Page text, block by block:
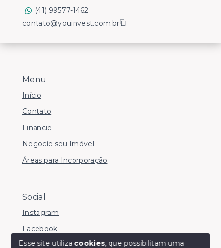
Menu
Início
Contato
Financie
Negocie seu Imóvel
Áreas para Incorporação
Social
Instagram
Facebook
(41) 99577-1462
contato@youinvest.com.br
Esse site utiliza cookies, que possibilitam uma